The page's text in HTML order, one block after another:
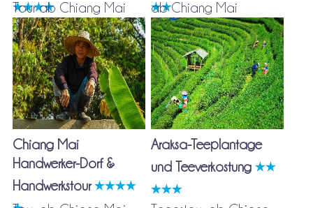
Tour ab Chiang Mai
Chiang Mai
Handwerker-Dorf &
Handwerkstour
ab Chiang Mai
Araksa-Teeplantage
und Teeverkostung